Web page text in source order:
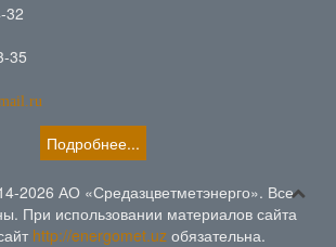
32
35
Подробнее...
2026 АО «Средазцветметэнерго». Все
При использовании материалов сайта
http://energomet.uz обязательна.